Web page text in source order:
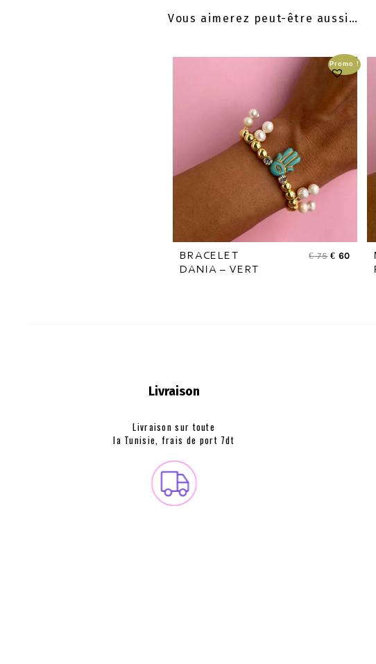
Vous aimerez peut-être aussi…
Promo !
BRACELET
DANIA – VERT
€75 € 60
Livraison
Livraison sur toute
la Tunisie, frais de port 7dt